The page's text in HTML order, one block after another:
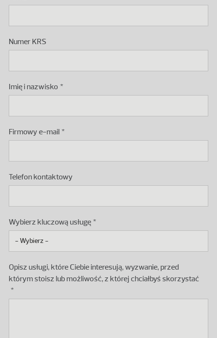
Numer KRS
Podaj numer KRS polskiego podmiotu.
Imię i nazwisko
Firmowy e-mail
Telefon kontaktowy
Wybierz kluczową usługę
Opisz usługi, które Ciebie interesują, wyzwanie, przed
którym stoisz lub możliwość, z której chciałbyś skorzystać